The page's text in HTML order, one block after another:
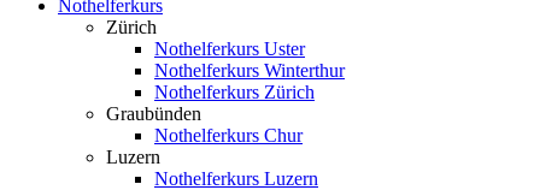
Nothelferkurs
Zürich
Nothelferkurs Uster
Nothelferkurs Winterthur
Nothelferkurs Zürich
Graubünden
Nothelferkurs Chur
Luzern
Nothelferkurs Luzern